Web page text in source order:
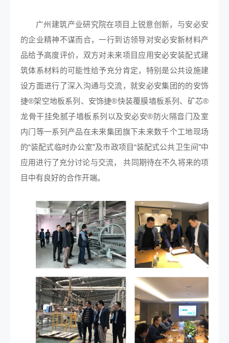
广州建筑产业研究院在项目上锐意创新，与安必安
的企业精神不谋而合，一行到访领导对安必安新材料产
品给予高度评价，双方对未来项目应用安必安装配式建
筑体系材料的可能性给予充分肯定，特别是公共设施建
设方面进行了深入沟通与交流，就安必安集团的的安饰
捷®架空地板系列、安饰捷®快装覆膜墙板系列、矿芯®
龙骨干挂免腻子墙板系列以及安必安®防火隔音门及室
内门等一系列产品在未来集团旗下未来数千个工地现场
的“装配式临时办公室”及市政项目“装配式公共卫生间”中
应用进行了充分讨论与交流， 共同期待在不久将来的项
目中有良好的合作开端。